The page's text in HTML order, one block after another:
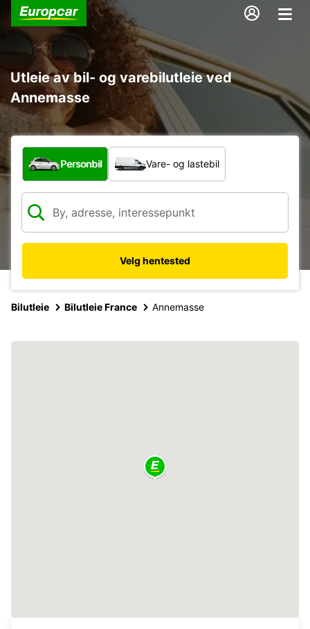
Utleie av bil- og varebilutleie ved
Annemasse
Hvilken type bil?
Personbil Vare- og lastebil
Velg hentested
Bilutleie Bilutleie France Annemasse